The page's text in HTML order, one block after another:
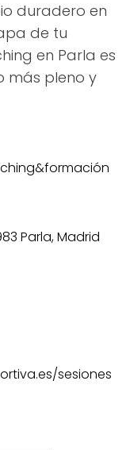
duradero en
de tu
en Parla es
más pleno y
Parla, Madrid
sesiones